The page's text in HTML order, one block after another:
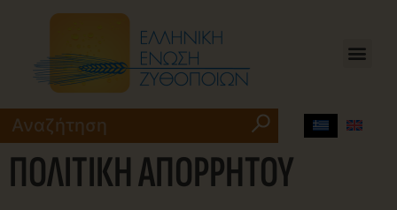
ΠΟΛΙΤΙΚΗ ΑΠΟΡΡΗΤΟΥ